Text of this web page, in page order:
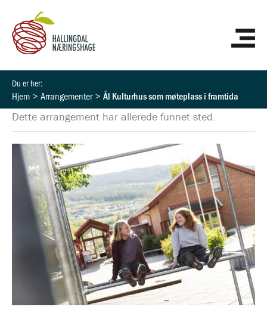
innholdet
Hjem Arrangementer Ål Kulturhus som møteplass i framtida
Dette arrangement har allerede funnet sted.